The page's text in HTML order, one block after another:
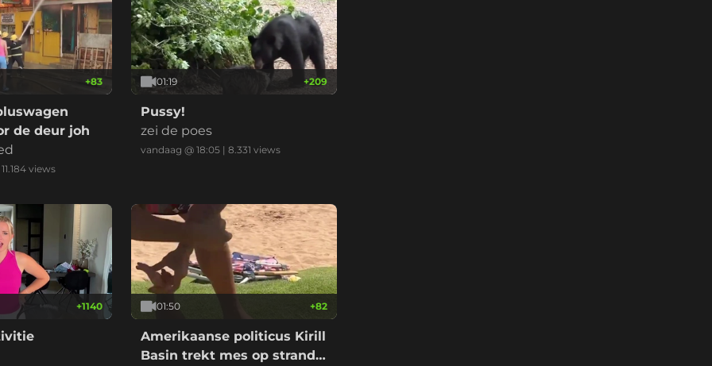
+83
de deur joh
11.184views
01:19 +209
Pussy!
zei de poes
vandaag @ 18:05 |8.331 views
+1140 01:50 +82
Amerikaanse politicus Kirill
Basin trekt mes op strand